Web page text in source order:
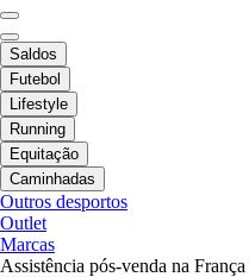
Saldos
Futebol
Lifestyle
Running
Equitação
Caminhadas
Outros desportos
Outlet
Marcas
Assistência pós-venda na França